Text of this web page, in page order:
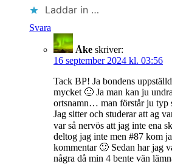
Laddar in …
Svara
Åke skriver:
16 september 2024 kl. 03:56
Tack BP! Ja bondens
mycket 🙂 Ja man kan ju
ortsnamn… man förstår ju typ
Jag sitter och studerar att ag
var så nervös att jag inte ena
deltog jag inte men #87 kom
kommentar 🙂 Sedan har jag
några då min 4 bente vän